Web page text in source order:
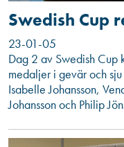
Swedish Cup
23-01-05
Dag 2 av Swedish Cup
medaljer i gevär och
Isabelle Johansson,
Johansson och Philip